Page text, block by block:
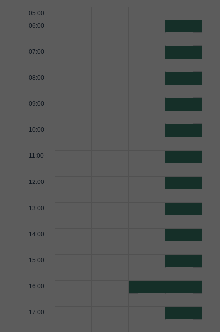
05:00
06:00
07:00
08:00
09:00
10:00
11:00
12:00
13:00
14:00
15:00
16:00
17:00